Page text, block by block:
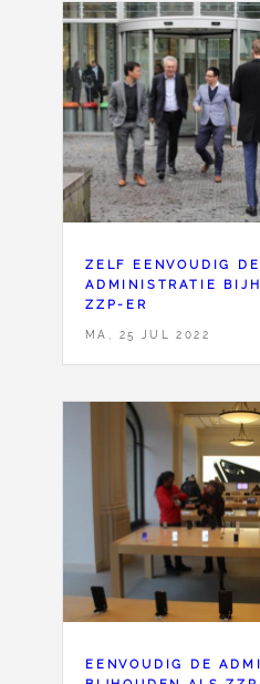
ZELF EENVOUDIG DE
ADMINISTRATIE
ZZP-ER
MA, 25 JUL 2022
EENVOUDIG DE